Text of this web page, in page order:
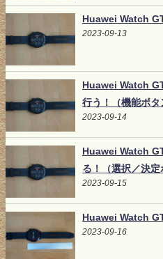
Huawei Watch
2023-09-13
Huawei Watch
行う！（機能ボタ
2023-09-14
Huawei Watch
る！（選択／決定
2023-09-15
Huawei Watch
2023-09-16